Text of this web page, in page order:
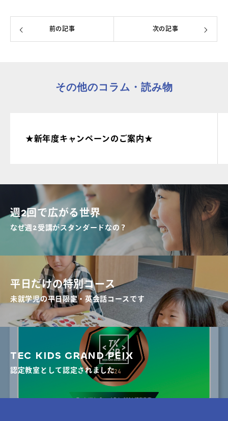
前の記事 次の記事
その他のコラム・読み物
★新年度キャンペーンのご案内★
週2回で広がる世界
なぜ週2受講がスタンダードなの？
平日だけの特別コース
未就学児の平日限定・英会話コースです
TEC KIDS GRAND PEIX
認定教室として認定されました